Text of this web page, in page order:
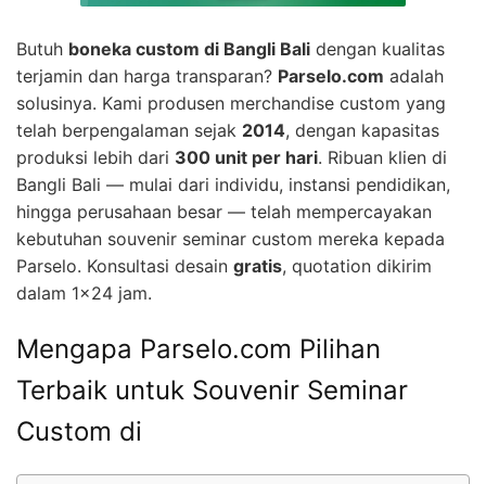
Butuh boneka custom di Bangli Bali dengan kualitas
terjamin dan harga transparan? Parselo.com adalah
solusinya. Kami produsen merchandise custom yang
telah berpengalaman sejak 2014, dengan kapasitas
produksi lebih dari 300 unit per hari. Ribuan klien di
Bangli Bali — mulai dari individu, instansi pendidikan,
hingga perusahaan besar — telah mempercayakan
kebutuhan souvenir seminar custom mereka kepada
Parselo. Konsultasi desain gratis, quotation dikirim
dalam 1×24 jam.
Mengapa Parselo.com Pilihan
Terbaik untuk Souvenir Seminar
Custom di